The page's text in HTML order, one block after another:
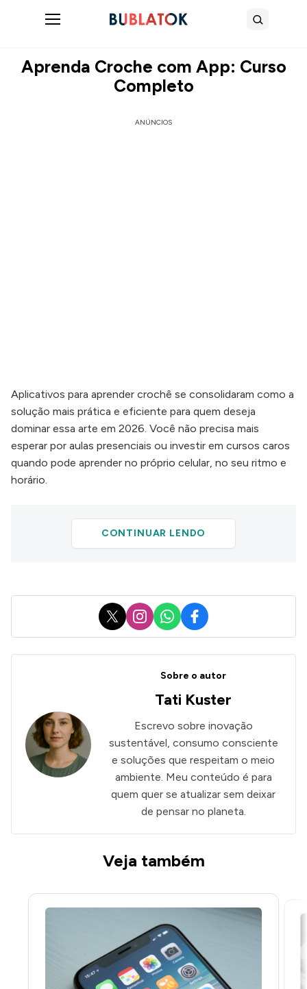
Buscar
Aprenda Croche com App: Curso
Completo
ANÚNCIOS
Aplicativos para aprender crochê se consolidaram como a
solução mais prática e eficiente para quem deseja
dominar essa arte em 2026. Você não precisa mais
esperar por aulas presenciais ou investir em cursos caros
quando pode aprender no próprio celular, no seu ritmo e
horário.
CONTINUAR LENDO
X InstagramWhatsApp
Facebook
Sobre o autor
Tati Kuster
Escrevo sobre inovação
sustentável, consumo consciente
e soluções que respeitam o meio
ambiente. Meu conteúdo é para
quem quer se atualizar sem deixar
de pensar no planeta.
Veja também